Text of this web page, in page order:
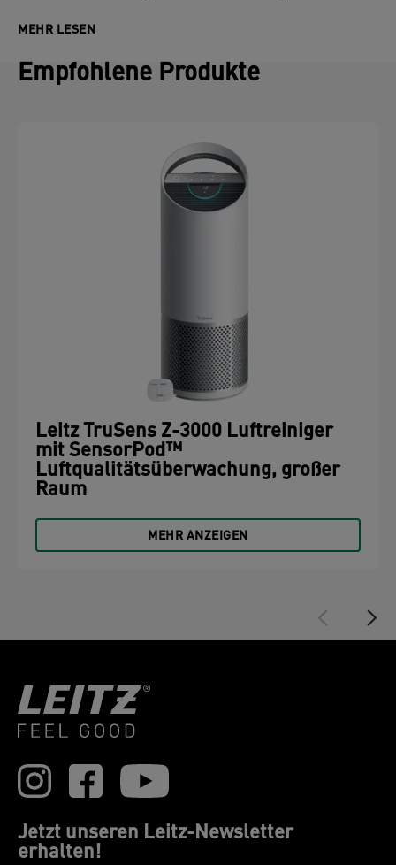
MEHR LESEN
Empfohlene Produkte
Leitz TruSens Z-3000 Luftreiniger
mit SensorPod™
Luftqualitätsüberwachung, großer
Raum
MEHR ANZEIGEN
Jetzt unseren Leitz-Newsletter
erhalten!